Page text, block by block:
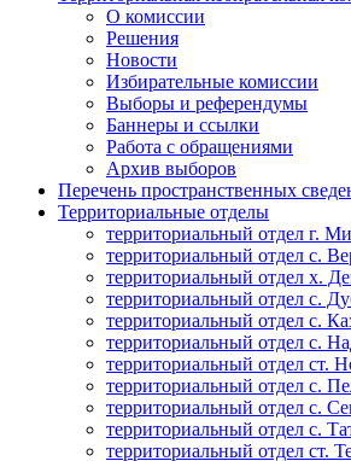
О комиссии
Решения
Новости
Избирательные комиссии
Выборы и референдумы
Баннеры и ссылки
Работа с обращениями
Архив выборов
Перечень пространственных
Территориальные отделы
территориальный отдел г.
территориальный отдел с.
территориальный отдел х.
территориальный отдел с.
территориальный отдел с.
территориальный отдел с.
территориальный отдел ст.
территориальный отдел с.
территориальный отдел с.
территориальный отдел с.
территориальный отдел ст.